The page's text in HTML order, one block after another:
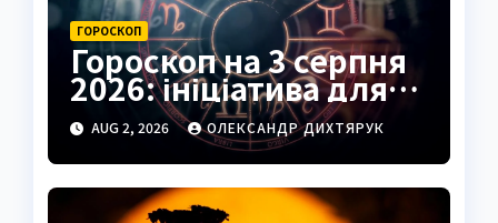
ГОРОСКОП
Гороскоп на 3 серпня
2026: ініціатива для
Овнів, підказки для
Риб
AUG 2, 2026 ОЛЕКСАНДР ДИХТЯРУК